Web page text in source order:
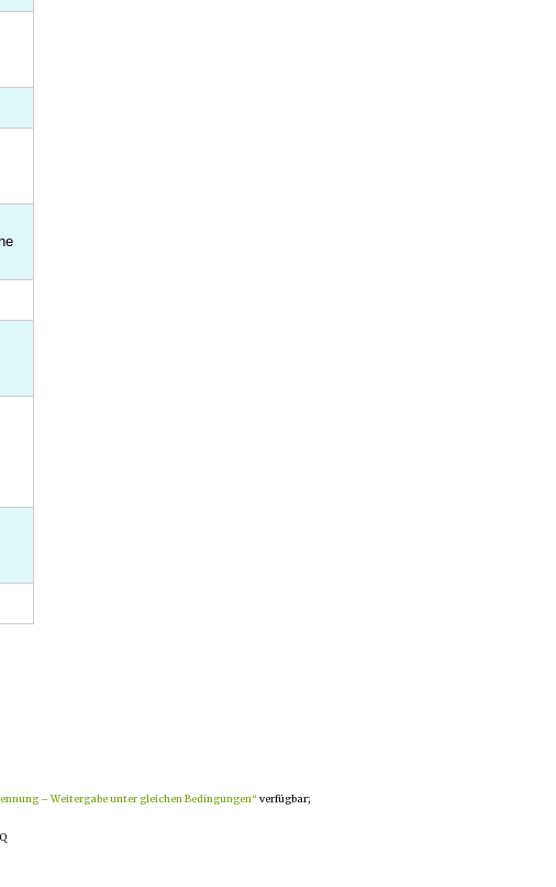
– Weitergabe unter gleichen Bedingungen“verfügbar;